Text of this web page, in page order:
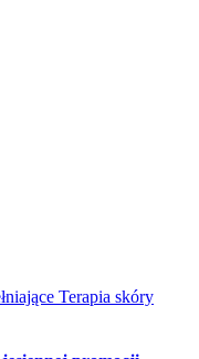
Terapia skóry